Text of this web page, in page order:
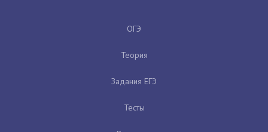
ОГЭ
Теория
Задания ЕГЭ
Тесты